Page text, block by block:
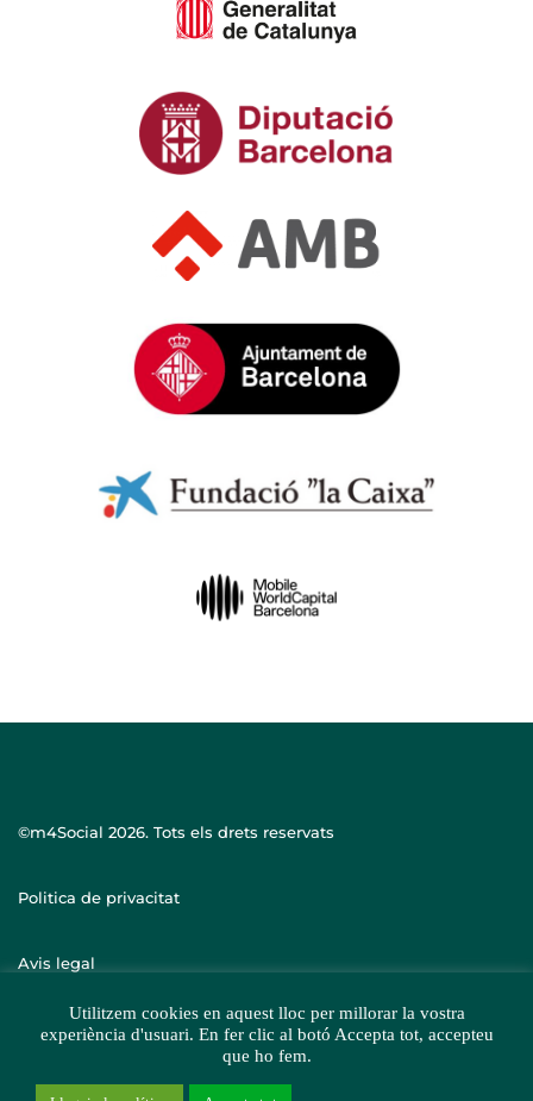
©m4Social 2026. Tots els drets reservats
Politica de privacitat
Avis legal
Utilitzem cookies en aquest lloc per millorar la vostra
experiència d'usuari. En fer clic al botó Accepta tot, accepteu
que ho fem.